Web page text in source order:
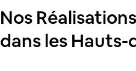
Nos
dans les